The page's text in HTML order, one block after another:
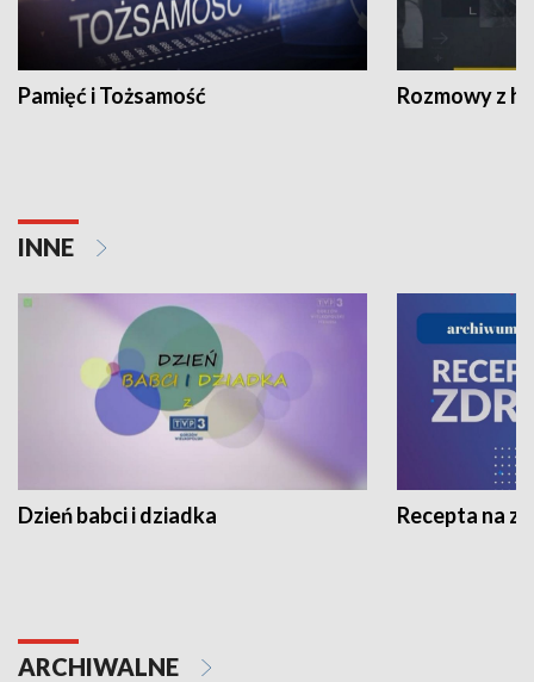
Pamięć i Tożsamość Rozmowy z
INNE
Dzień babci i dziadka Recepta na
ARCHIWALNE